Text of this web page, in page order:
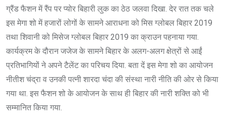
ग्रैंड फैशन में रैंप पर प्योर बिहारी लुक का ठेठ जलवा दिखा. देर रात तक चले
इस मेगा शो में हजारों लोगों के सामने आराधना को मिस ग्लोबल बिहार 2019
तथा शिवानी को मिसेज ग्लोबल बिहार 2019 का क्राउन पहनाया गया.
कार्यक्रम के दौरान जजेज के सामने बिहार के अलग-अलग क्षेत्रों से आईं
प्रतिभागियों ने अपने टैलेंट का परिचय दिया. बता दें इस मेगा शो का आयोजन
नीतीश चंद्रा व उनकी पत्नी शारदा चंदा की संस्था नारी नीति की ओर से किया
गया था. इस फैशन शो के आयोजन के साथ ही बिहार की नारी शक्ति को भी
सम्मानित किया गया.